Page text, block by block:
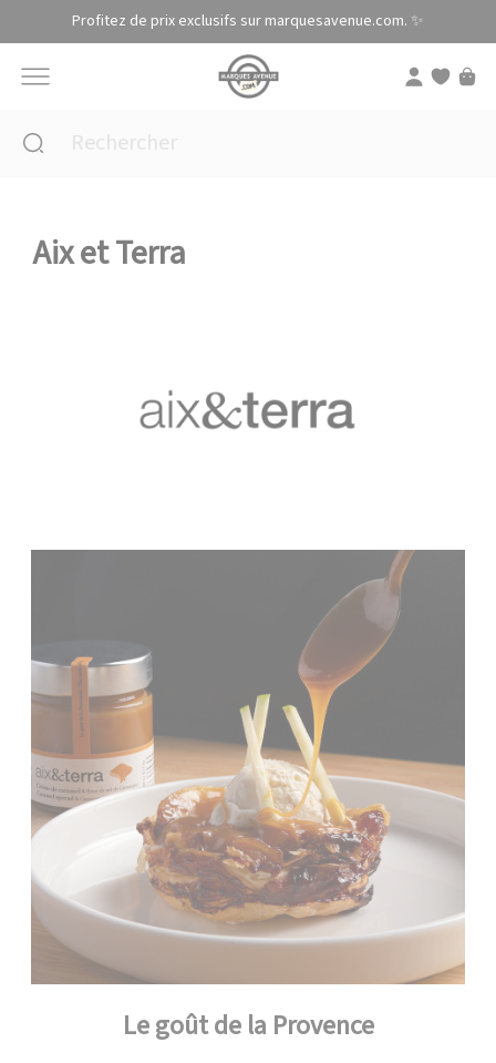
Profitez de prix exclusifs sur marquesavenue.com. ✨
Aix et Terra
Le goût de la Provence
Panneau de gestion des cookies